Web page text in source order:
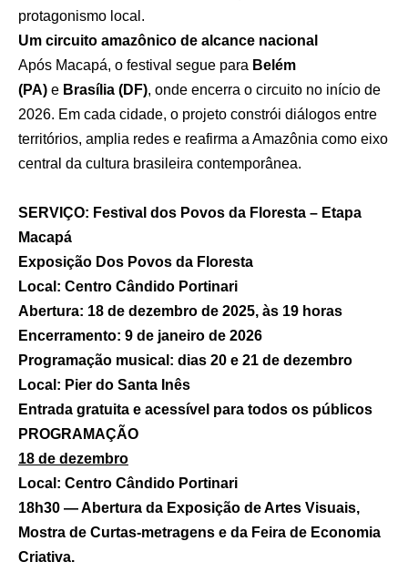
protagonismo local.
Um circuito amazônico de alcance nacional
Após Macapá, o festival segue para Belém
(PA) e Brasília (DF), onde encerra o circuito no início de
2026. Em cada cidade, o projeto constrói diálogos entre
territórios, amplia redes e reafirma a Amazônia como eixo
central da cultura brasileira contemporânea.
SERVIÇO: Festival dos Povos da Floresta – Etapa
Macapá
Exposição Dos Povos da Floresta
Local: Centro Cândido Portinari
Abertura: 18 de dezembro de 2025, às 19 horas
Encerramento: 9 de janeiro de 2026
Programação musical: dias 20 e 21 de dezembro
Local: Pier do Santa Inês
Entrada gratuita e acessível para todos os públicos
PROGRAMAÇÃO
18 de dezembro
Local: Centro Cândido Portinari
18h30 — Abertura da Exposição de Artes Visuais,
Mostra de Curtas-metragens e da Feira de Economia
Criativa.